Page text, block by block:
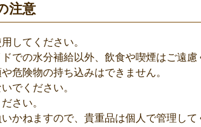
注意
してください。
での水分補給以外、飲食や喫煙はご遠慮
危険物の持ち込みはできません。
でください。
さい。
かねますので、貴重品は個人で管理して